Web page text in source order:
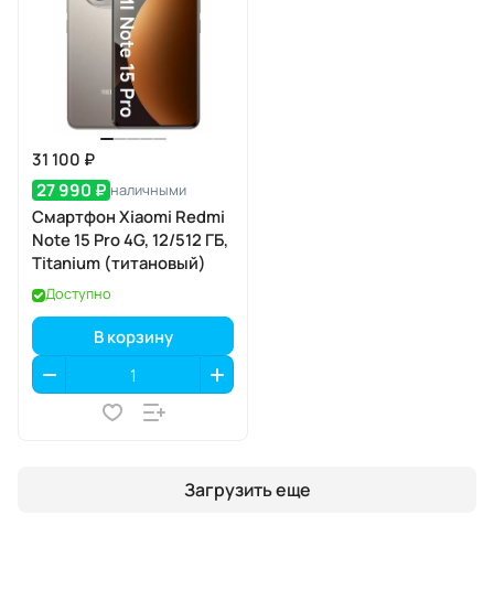
31 100 ₽
27 990 ₽ наличными
Смартфон Xiaomi Redmi
Note 15 Pro 4G, 12/512 ГБ,
Titanium (титановый)
Доступно
В корзину
Загрузить еще